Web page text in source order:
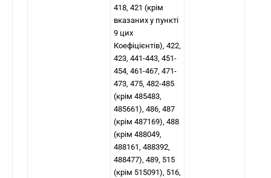
418, 421 (крім
вказаних у пункті
9 цих
Коефіцієнтів), 422,
423, 441-443, 451-
454, 461-467, 471-
473, 475, 482-485
(крім 485483,
485661), 486, 487
(крім 487169), 488
(крім 488049,
488161, 488392,
488477), 489, 515
(крім 515091), 516,